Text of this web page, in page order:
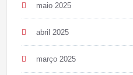
maio 2025
abril 2025
março 2025